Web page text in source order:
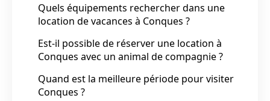
Quels équipements rechercher dans une
location de vacances à Conques ?
Est-il possible de réserver une location à
Conques avec un animal de compagnie ?
Quand est la meilleure période pour visiter
Conques ?